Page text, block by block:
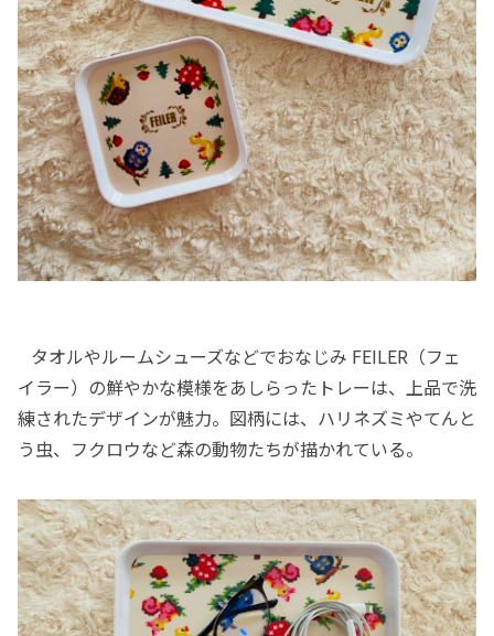
タオルやルームシューズなどでおなじみ FEILER（フェ
イラー）の鮮やかな模様をあしらったトレーは、上品で洗
練されたデザインが魅力。図柄には、ハリネズミやてんと
う虫、フクロウなど森の動物たちが描かれている。